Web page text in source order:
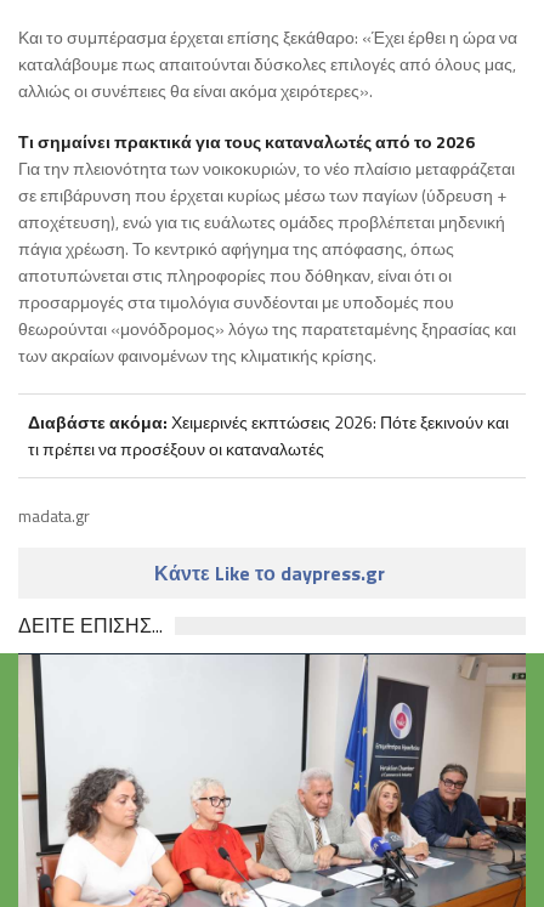
Και το συμπέρασμα έρχεται επίσης ξεκάθαρο: «Έχει έρθει η ώρα να
καταλάβουμε πως απαιτούνται δύσκολες επιλογές από όλους μας,
αλλιώς οι συνέπειες θα είναι ακόμα χειρότερες».
Τι σημαίνει πρακτικά για τους καταναλωτές από το 2026
Για την πλειονότητα των νοικοκυριών, το νέο πλαίσιο μεταφράζεται
σε επιβάρυνση που έρχεται κυρίως μέσω των παγίων (ύδρευση +
αποχέτευση), ενώ για τις ευάλωτες ομάδες προβλέπεται μηδενική
πάγια χρέωση. Το κεντρικό αφήγημα της απόφασης, όπως
αποτυπώνεται στις πληροφορίες που δόθηκαν, είναι ότι οι
προσαρμογές στα τιμολόγια συνδέονται με υποδομές που
θεωρούνται «μονόδρομος» λόγω της παρατεταμένης ξηρασίας και
των ακραίων φαινομένων της κλιματικής κρίσης.
Διαβάστε ακόμα:Χειμερινές εκπτώσεις 2026: Πότε ξεκινούν και
τι πρέπει να προσέξουν οι καταναλωτές
madata.gr
Κάντε Like το daypress.gr
ΔΕΙΤΕ ΕΠΙΣΗΣ...